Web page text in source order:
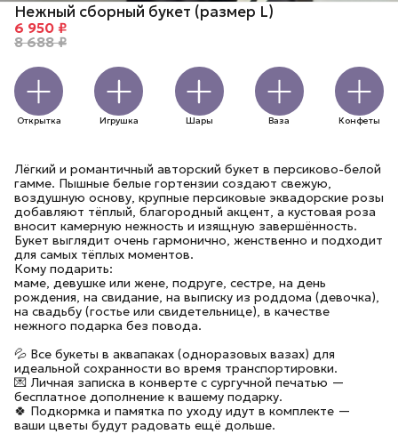
Нежный сборный букет (размер L)
6 950 ₽
8 688 ₽
Открытка Игрушка Шары Ваза Конфеты
Лёгкий и романтичный авторский букет в персиково-белой
гамме. Пышные белые гортензии создают свежую,
воздушную основу, крупные персиковые эквадорские розы
добавляют тёплый, благородный акцент, а кустовая роза
вносит камерную нежность и изящную завершённость.
Букет выглядит очень гармонично, женственно и подходит
для самых тёплых моментов.
Кому подарить:
маме, девушке или жене, подруге, сестре, на день
рождения, на свидание, на выписку из роддома (девочка),
на свадьбу (гостье или свидетельнице), в качестве
нежного подарка без повода.
💦 Все букеты в аквапаках (одноразовых вазах) для
идеальной сохранности во время транспортировки.
💌 Личная записка в конверте с сургучной печатью —
бесплатное дополнение к вашему подарку.
🍀 Подкормка и памятка по уходу идут в комплекте —
ваши цветы будут радовать ещё дольше.